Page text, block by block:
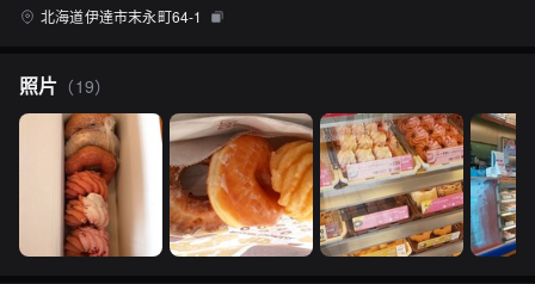
北海道伊達市末永町64-1
照片 （19）